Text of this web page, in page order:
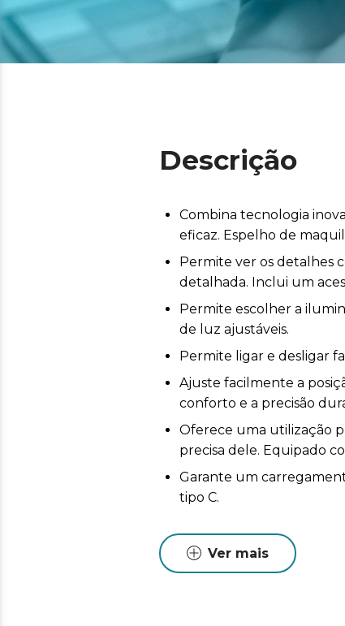
Descrição
Combina tecnologia
eficaz. Espelho de
Permite ver os detalhes
detalhada. Inclui um
Permite escolher a
de luz ajustáveis.
Permite ligar e desligar
Ajuste facilmente a
conforto e a precisão
Oferece uma utilização
precisa dele. Equipado
Garante um
tipo C.
Ver mais